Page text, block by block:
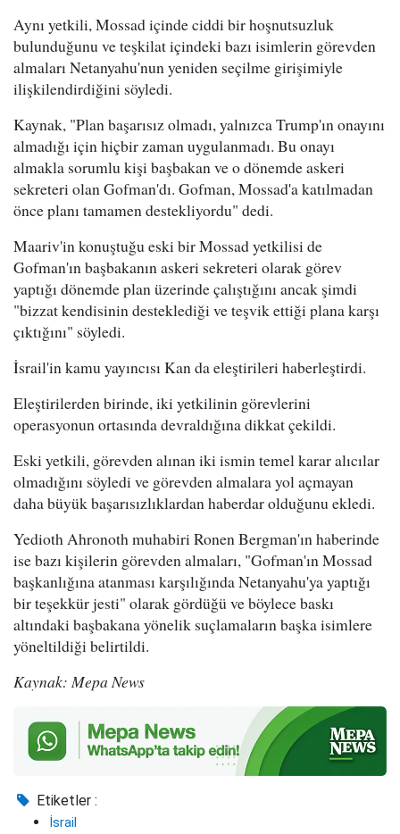
Aynı yetkili, Mossad içinde ciddi bir hoşnutsuzluk
bulunduğunu ve teşkilat içindeki bazı isimlerin görevden
almaları Netanyahu'nun yeniden seçilme girişimiyle
ilişkilendirdiğini söyledi.
Kaynak, "Plan başarısız olmadı, yalnızca Trump'ın onayını
almadığı için hiçbir zaman uygulanmadı. Bu onayı
almakla sorumlu kişi başbakan ve o dönemde askeri
sekreteri olan Gofman'dı. Gofman, Mossad'a katılmadan
önce planı tamamen destekliyordu" dedi.
Maariv'in konuştuğu eski bir Mossad yetkilisi de
Gofman'ın başbakanın askeri sekreteri olarak görev
yaptığı dönemde plan üzerinde çalıştığını ancak şimdi
"bizzat kendisinin desteklediği ve teşvik ettiği plana karşı
çıktığını" söyledi.
İsrail'in kamu yayıncısı Kan da eleştirileri haberleştirdi.
Eleştirilerden birinde, iki yetkilinin görevlerini
operasyonun ortasında devraldığına dikkat çekildi.
Eski yetkili, görevden alınan iki ismin temel karar alıcılar
olmadığını söyledi ve görevden almalara yol açmayan
daha büyük başarısızlıklardan haberdar olduğunu ekledi.
Yedioth Ahronoth muhabiri Ronen Bergman'ın haberinde
ise bazı kişilerin görevden almaları, "Gofman'ın Mossad
başkanlığına atanması karşılığında Netanyahu'ya yaptığı
bir teşekkür jesti" olarak gördüğü ve böylece baskı
altındaki başbakana yönelik suçlamaların başka isimlere
yöneltildiği belirtildi.
Kaynak: Mepa News
Etiketler :
İsrail